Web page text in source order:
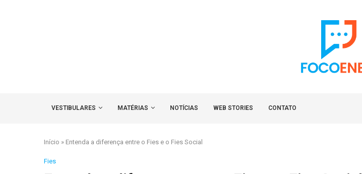
VESTIBULARES MATÉRIAS NOTÍCIAS WEB STORIES CONTATO
Início » Entenda a diferença entre o Fies e o Fies Social
Fies